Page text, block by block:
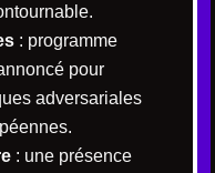
: programme
pour
adversariales
: une présence